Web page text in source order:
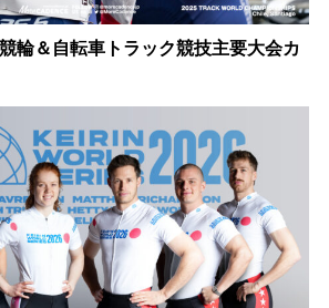
輪＆自転車トラック競技主要大会カ